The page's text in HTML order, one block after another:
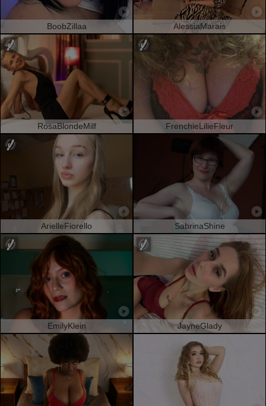
BoobZillaa AlessiaMarais
RosaBlondeMilf FrenchieLilieFleur
ArielleFiorello SabrinaShine
EmilyKlein JayneGlady